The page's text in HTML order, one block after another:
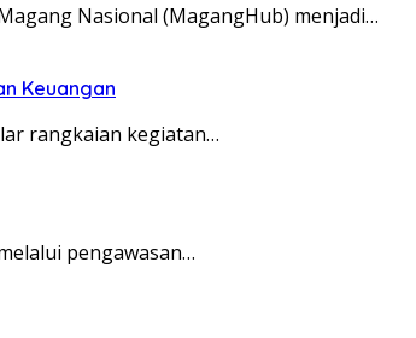
Nasional (MagangHub) menjadi…
Keuangan
rangkaian kegiatan…
pengawasan…